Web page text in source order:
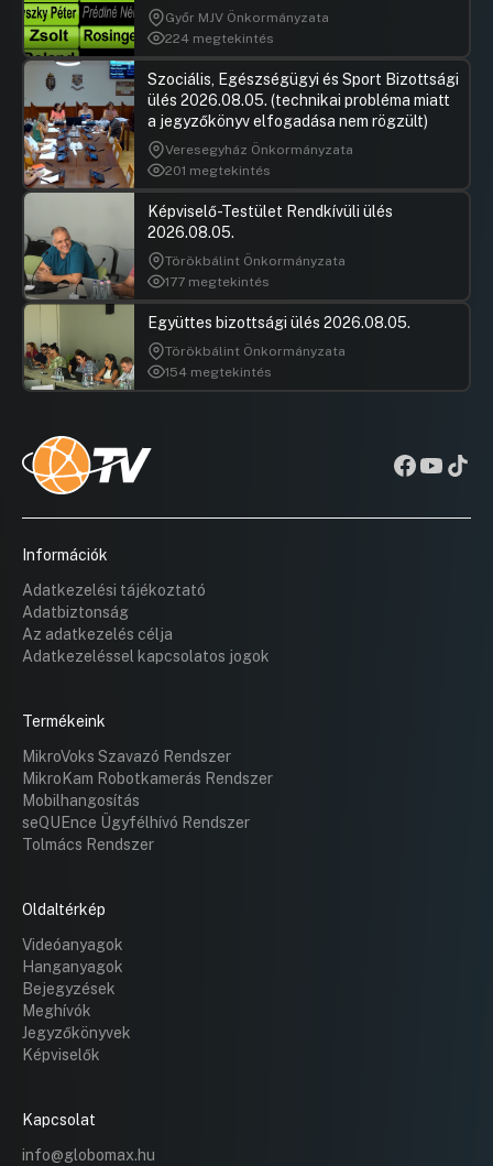
Győr MJV Önkormányzata
224 megtekintés
Szociális, Egészségügyi és Sport Bizottsági
ülés 2026.08.05. (technikai probléma miatt
a jegyzőkönyv elfogadása nem rögzült)
Veresegyház Önkormányzata
201 megtekintés
Képviselő-Testület Rendkívüli ülés
2026.08.05.
Törökbálint Önkormányzata
177 megtekintés
Együttes bizottsági ülés 2026.08.05.
Törökbálint Önkormányzata
154 megtekintés
Információk
Adatkezelési tájékoztató
Adatbiztonság
Az adatkezelés célja
Adatkezeléssel kapcsolatos jogok
Termékeink
MikroVoks Szavazó Rendszer
MikroKam Robotkamerás Rendszer
Mobilhangosítás
seQUEnce Ügyfélhívó Rendszer
Tolmács Rendszer
Oldaltérkép
Videóanyagok
Hanganyagok
Bejegyzések
Meghívók
Jegyzőkönyvek
Képviselők
Kapcsolat
info@globomax.hu